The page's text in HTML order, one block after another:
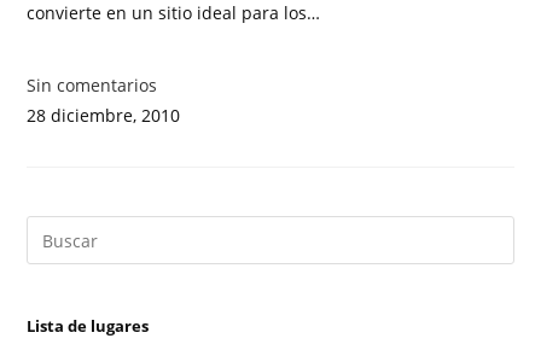
convierte en un sitio ideal para los…
Sin comentarios
28 diciembre, 2010
Lista de lugares